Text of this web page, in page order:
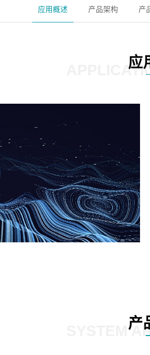
应用概述 产品架构 产
应
产
SYSTEM